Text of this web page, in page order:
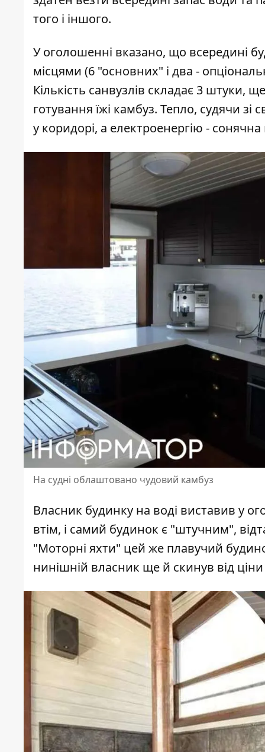
того і іншого.
У оголошенні вказано, що всередині
місцями (6 "основних" і два -
Кількість санвузлів складає 3
готування їжі камбуз. Тепло, судячи
у коридорі, а електроенергію - сонячна
На судні облаштовано чудовий камбуз
Власник будинку на воді виставив у
втім, і самий будинок є "штучним",
"Моторні яхти" цей же плавучий
нинішній власник ще й скинув від